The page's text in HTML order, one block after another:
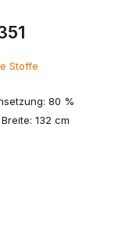
Stoffe
80 %
132 cm